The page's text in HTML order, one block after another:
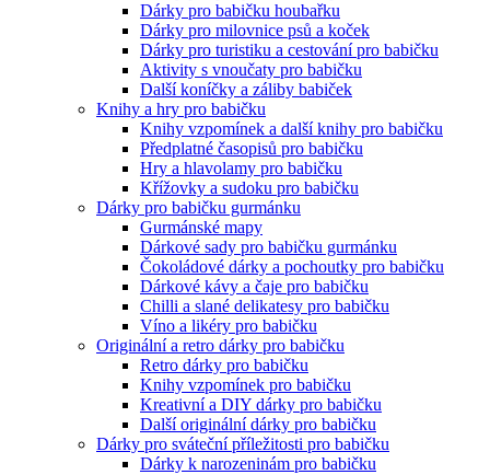
Dárky pro babičku houbařku
Dárky pro milovnice psů a koček
Dárky pro turistiku a cestování pro babičku
Aktivity s vnoučaty pro babičku
Další koníčky a záliby babiček
Knihy a hry pro babičku
Knihy vzpomínek a další knihy pro babičku
Předplatné časopisů pro babičku
Hry a hlavolamy pro babičku
Křížovky a sudoku pro babičku
Dárky pro babičku gurmánku
Gurmánské mapy
Dárkové sady pro babičku gurmánku
Čokoládové dárky a pochoutky pro babičku
Dárkové kávy a čaje pro babičku
Chilli a slané delikatesy pro babičku
Víno a likéry pro babičku
Originální a retro dárky pro babičku
Retro dárky pro babičku
Knihy vzpomínek pro babičku
Kreativní a DIY dárky pro babičku
Další originální dárky pro babičku
Dárky pro sváteční příležitosti pro babičku
Dárky k narozeninám pro babičku